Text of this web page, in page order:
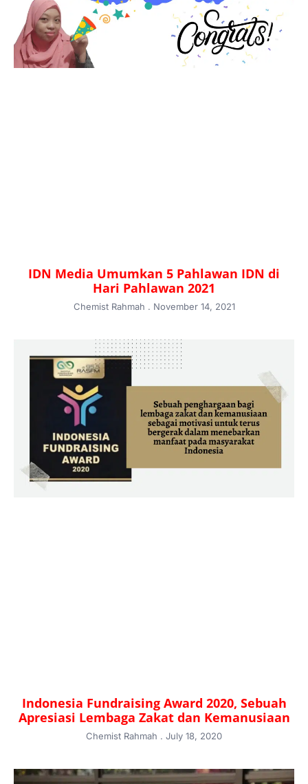
IDN Media Umumkan 5 Pahlawan IDN di
Hari Pahlawan 2021
Chemist Rahmah November 14, 2021
Indonesia Fundraising Award 2020, Sebuah
Apresiasi Lembaga Zakat dan Kemanusiaan
Chemist Rahmah July 18, 2020